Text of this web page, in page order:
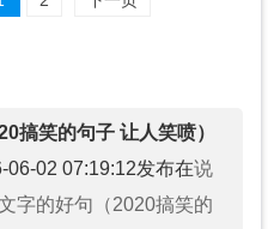
搞笑的句子 让人笑喷）
06-02 07:19:12发布在说
字的好句（2020搞笑的